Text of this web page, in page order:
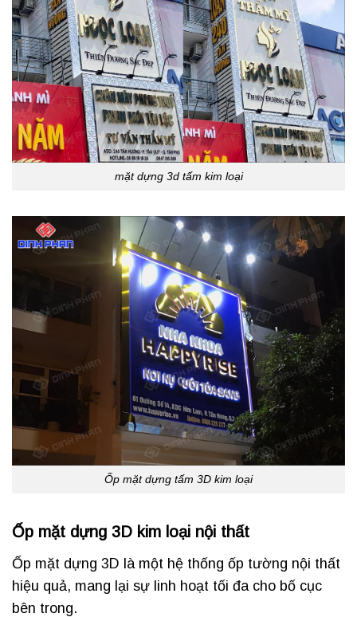
mặt dựng 3d tấm kim loại
Ốp mặt dựng tấm 3D kim loại
Ốp mặt dựng 3D kim loại nội thất
Ốp mặt dựng 3D là một hệ thống ốp tường nội thất
hiệu quả, mang lại sự linh hoạt tối đa cho bố cục
bên trong.